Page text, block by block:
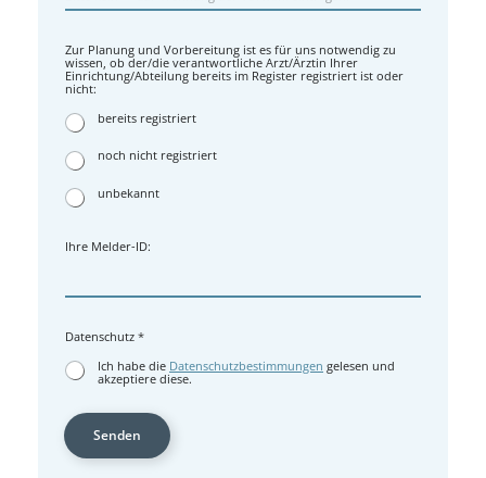
Zur Planung und Vorbereitung ist es für uns notwendig zu
wissen, ob der/die verantwortliche Arzt/Ärztin Ihrer
Einrichtung/Abteilung bereits im Register registriert ist oder
nicht:
bereits registriert
noch nicht registriert
unbekannt
Ihre Melder-ID:
Datenschutz *
Ich habe die Datenschutzbestimmungen gelesen und
akzeptiere diese.
Senden